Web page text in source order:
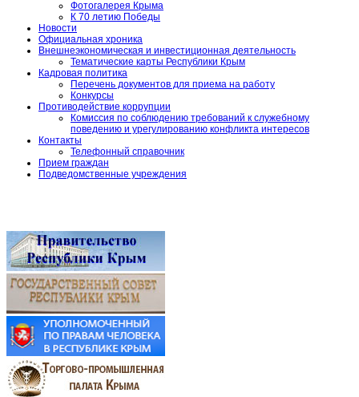
Фотогалерея Крыма
К 70 летию Победы
Новости
Официальная хроника
Внешнеэкономическая и инвестиционная деятельность
Тематические карты Республики Крым
Кадровая политика
Перечень документов для приема на работу
Конкурсы
Противодействие коррупции
Комиссия по соблюдению требований к служебному
поведению и урегулированию конфликта интересов
Контакты
Телефонный справочник
Прием граждан
Подведомственные учреждения